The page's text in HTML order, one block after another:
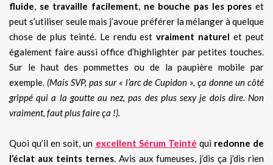
fluide, se travaille facilement, ne bouche pas les pores et
peut s’utiliser seule mais j’avoue préférer la mélanger à quelque
chose de plus teinté. Le rendu estvraiment naturel et peut
également faire aussi office d’highlighter par petites touches.
Sur le haut des pommettes ou de la paupière mobile par
exemple. (Mais SVP, pas sur « l’arc de Cupidon », ça donne un côté
grippé qui a la goutte au nez, pas des plus sexy je dois dire. Non
vraiment, faut plus faire ça !).
Quoi qu’il en soit, un excellent Sérum Teinté qui redonne de
l’éclat aux teints ternes. Avis aux fumeuses, j’dis ça j’dis rien